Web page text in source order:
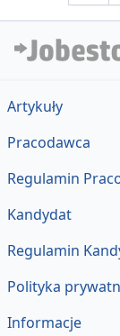
Artykuły
Pracodawca
Regulamin
Kandydat
Regulamin
Polityka
Informacje